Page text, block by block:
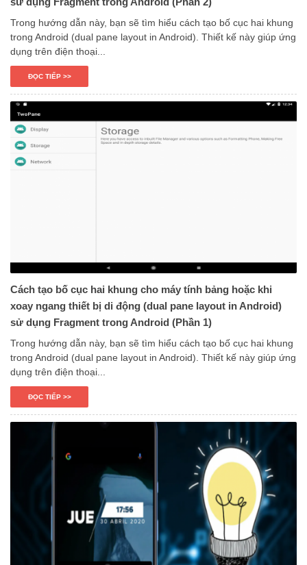
Trong hướng dẫn này, bạn sẽ tìm hiểu cách tạo bố cục hai khung
trong Android (dual pane layout in Android). Thiết kế này giúp ứng
dụng trên điện thoại...
ĐỌC TIẾP >>
Cách tạo bố cục hai khung cho máy tính bảng hoặc khi
xoay ngang thiết bị di động (dual pane layout in Android)
sử dụng Fragment trong Android (Phần 1)
Trong hướng dẫn này, bạn sẽ tìm hiểu cách tạo bố cục hai khung
trong Android (dual pane layout in Android). Thiết kế này giúp ứng
dụng trên điện thoại...
ĐỌC TIẾP >>